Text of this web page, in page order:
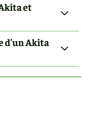
et
d'un Akita